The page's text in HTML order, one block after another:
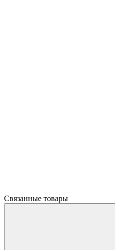
Связанные товары